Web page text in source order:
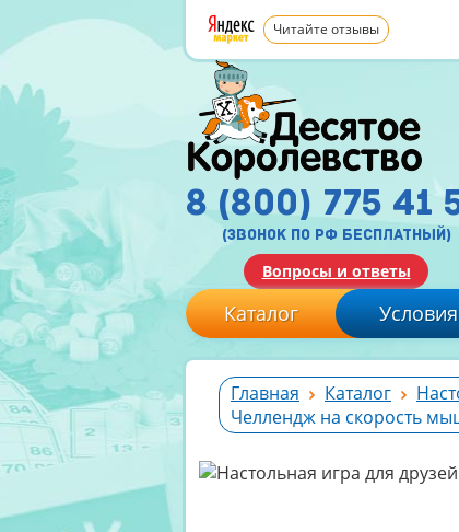
Читайте отзывы
8 (800) 775 41
(звонок по рф бесплатный)
Вопросы и ответы
Каталог
Главная Каталог
Челлендж на скорость